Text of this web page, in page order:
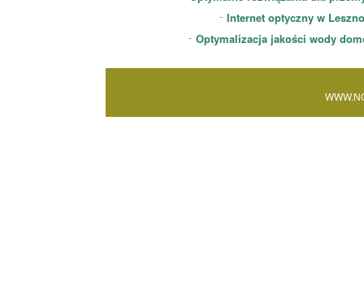
Internet optyczny w
Optymalizacja jakości wody